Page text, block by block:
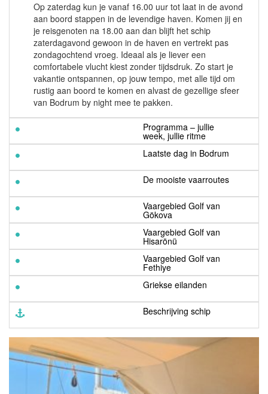
Op zaterdag kun je vanaf 16.00 uur tot laat in de avond
aan boord stappen in de levendige haven. Komen jij en
je reisgenoten na 18.00 aan dan blijft het schip
zaterdagavond gewoon in de haven en vertrekt pas
zondagochtend vroeg. Ideaal als je liever een
comfortabele vlucht kiest zonder tijdsdruk. Zo start je
vakantie ontspannen, op jouw tempo, met alle tijd om
rustig aan boord te komen en alvast de gezellige sfeer
van Bodrum by night mee te pakken.
Programma – jullie
week, jullie ritme
Laatste dag in Bodrum
De mooiste vaarroutes
Vaargebied Golf van
Gökova
Vaargebied Golf van
Hisarönü
Vaargebied Golf van
Fethiye
Griekse eilanden
Beschrijving schip